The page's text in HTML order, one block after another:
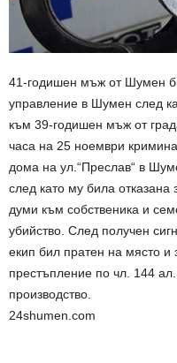
41-годишен мъж от Шумен
управление в Шумен след
към 39-годишен мъж от
часа на 25 ноември
дома на ул.“Преслав“ в
след като му била отказана
думи към собственика и
убийство. След получен
екип бил пратен на място
престъпление по чл. 144
производство.
24shumen.com